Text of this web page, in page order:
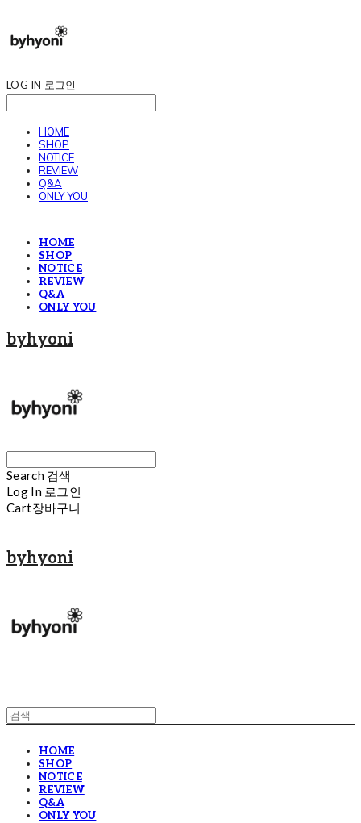
LOG IN 로그인
HOME
SHOP
NOTICE
REVIEW
Q&A
ONLY YOU
HOME
SHOP
NOTICE
REVIEW
Q&A
ONLY YOU
byhyoni
Search 검색
Log In 로그인
Cart장바구니
byhyoni
HOME
SHOP
NOTICE
REVIEW
Q&A
ONLY YOU